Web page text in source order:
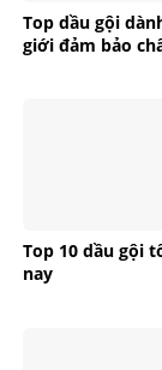
Top dầu gội
giới đảm bảo
Top 10 dầu gội
nay